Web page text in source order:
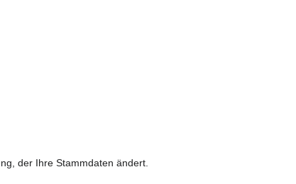
der Ihre Stammdaten ändert.